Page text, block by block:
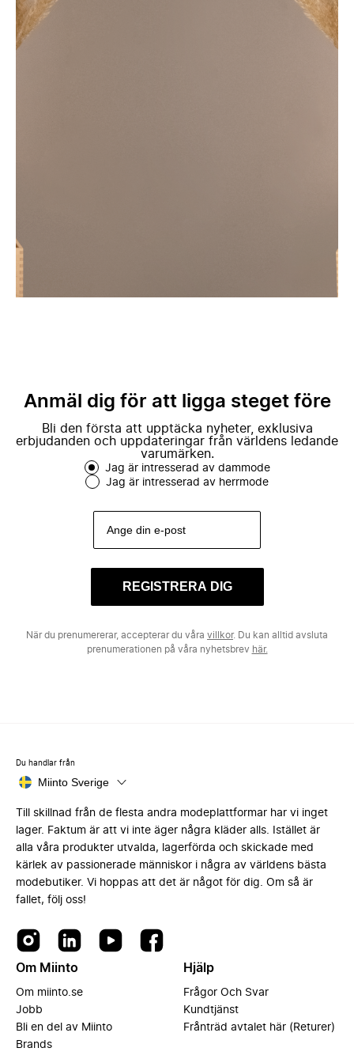
Anmäl dig för att ligga steget före
Bli den första att upptäcka nyheter, exklusiva
erbjudanden och uppdateringar från världens ledande
varumärken.
Jag är intresserad av dammode
Jag är intresserad av herrmode
REGISTRERA DIG
När du prenumererar, accepterar du våra villkor. Du kan alltid avsluta
prenumerationen på våra nyhetsbrev här.
Du handlar från
Miinto Sverige
Till skillnad från de flesta andra modeplattformar har vi inget
lager. Faktum är att vi inte äger några kläder alls. Istället är
alla våra produkter utvalda, lagerförda och skickade med
kärlek av passionerade människor i några av världens bästa
modebutiker. Vi hoppas att det är något för dig. Om så är
fallet, följ oss!
Om Miinto
Om miinto.se
Jobb
Bli en del av Miinto
Brands
Hjälp
Frågor Och Svar
Kundtjänst
Frånträd avtalet här (Returer)